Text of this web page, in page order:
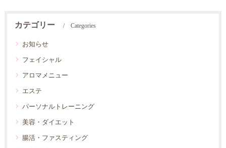
カテゴリー Categories
お知らせ
フェイシャル
アロマメニュー
エステ
パーソナルトレーニング
美容・ダイエット
腸活・ファスティング